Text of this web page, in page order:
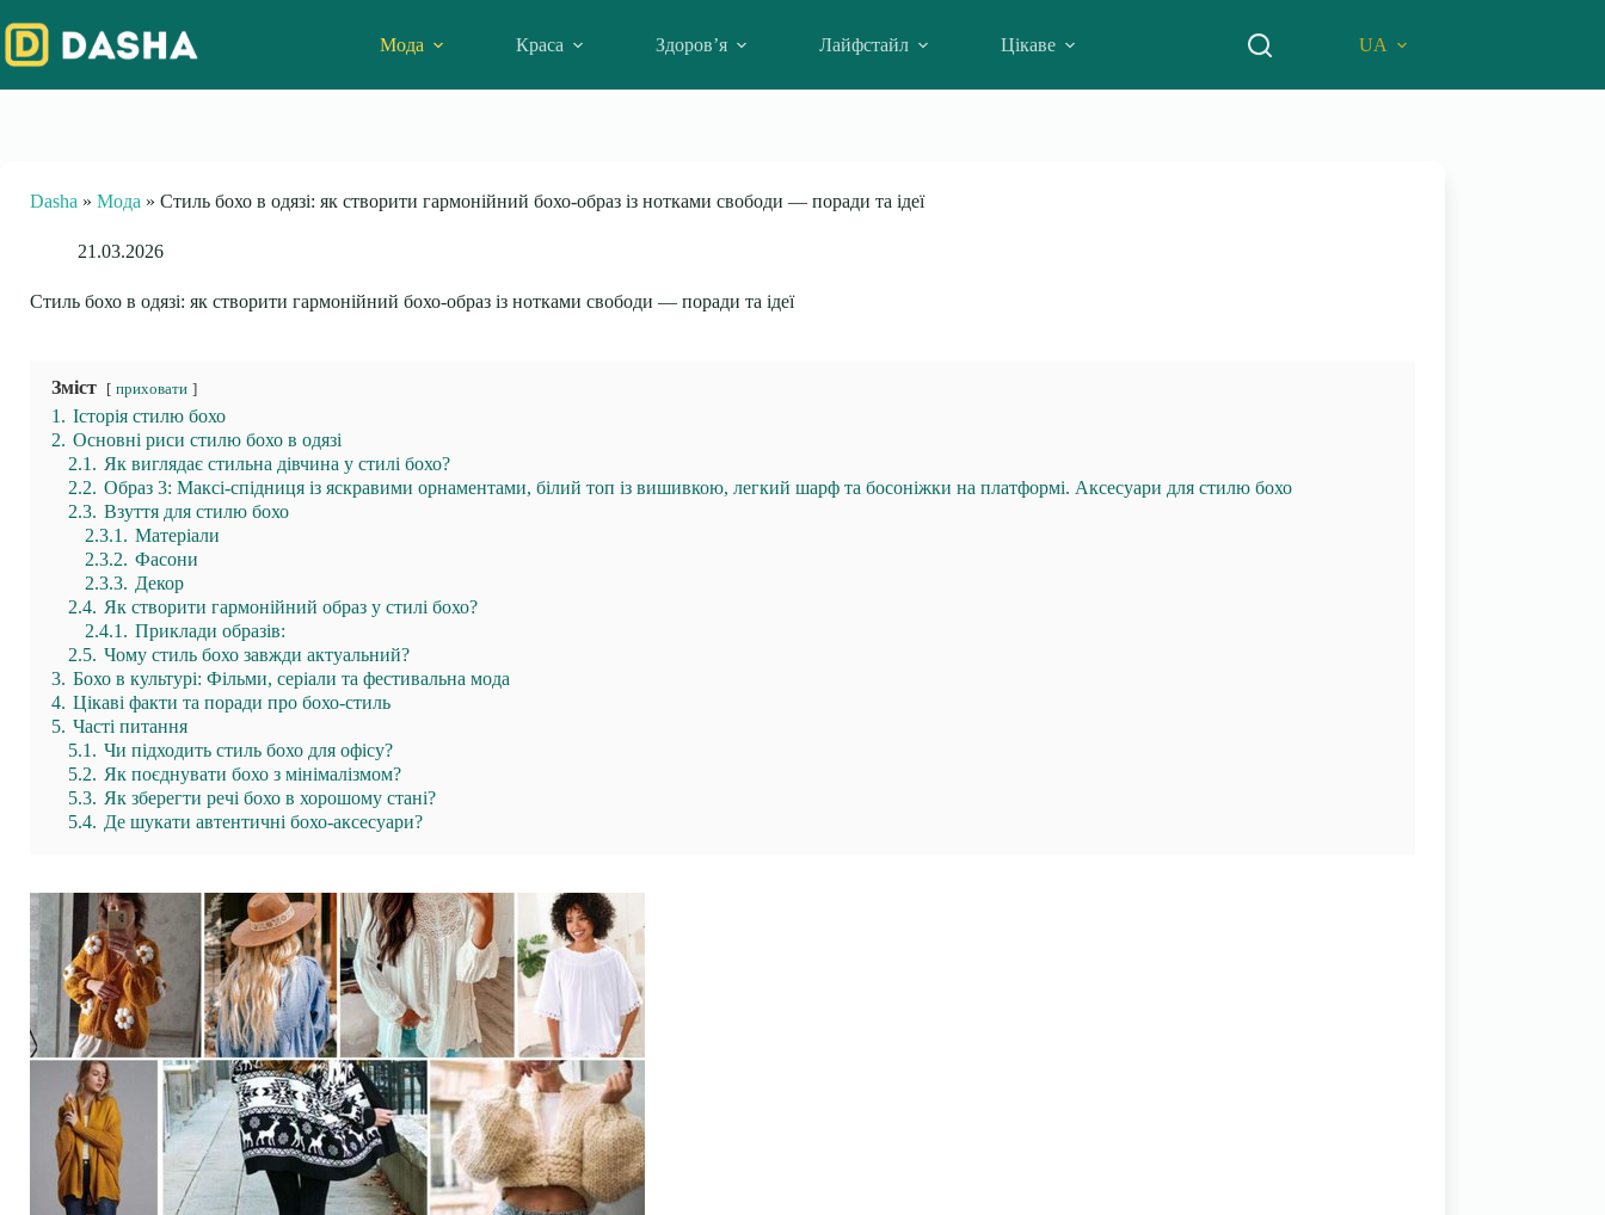
to
content
Мода Краса Здоров’я Лайфстайл Цікаве UA
Dasha » Мода » Стиль бохо в одязі: як створити гармонійний бохо-образ із нотками свободи — поради та ідеї
21.03.2026
Стиль бохо в одязі: як створити гармонійний бохо-образ із нотками свободи — поради та ідеї
Зміст приховати
1. Історія стилю бохо
2. Основні риси стилю бохо в одязі
2.1. Як виглядає стильна дівчина у стилі бохо?
2.2. Образ 3: Максі-спідниця із яскравими орнаментами, білий топ із вишивкою, легкий шарф та босоніжки на платформі. Аксесуари для стилю бохо
2.3. Взуття для стилю бохо
2.3.1. Матеріали
2.3.2. Фасони
2.3.3. Декор
2.4. Як створити гармонійний образ у стилі бохо?
2.4.1. Приклади образів:
2.5. Чому стиль бохо завжди актуальний?
3. Бохо в культурі: Фільми, серіали та фестивальна мода
4. Цікаві факти та поради про бохо-стиль
5. Часті питання
5.1. Чи підходить стиль бохо для офісу?
5.2. Як поєднувати бохо з мінімалізмом?
5.3. Як зберегти речі бохо в хорошому стані?
5.4. Де шукати автентичні бохо-аксесуари?